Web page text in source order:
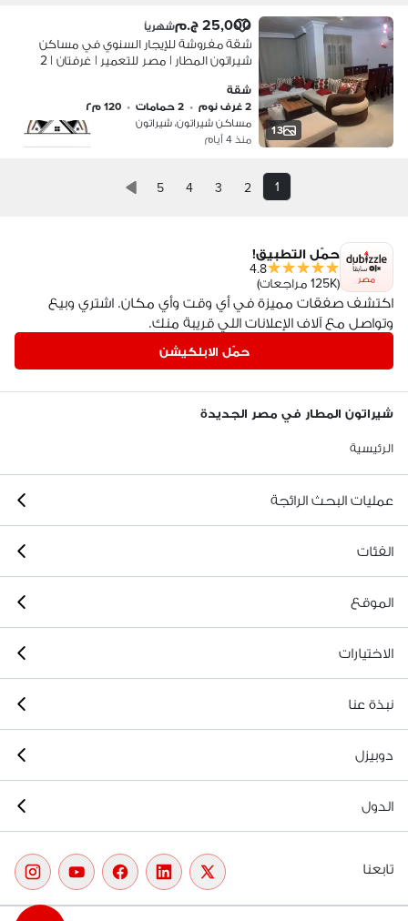
13
25,000 ج.م شهرياً
شقة مفروشة للإيجار السنوي في مساكن
شيراتون المطار | مصر للتعمير | غرفتان | 2
شهريًا
شقة
2 غرف نوم
• 2 حمامات • 120 م٢
مساكن شيراتون، شيراتون
منذ 4 أيام
1
2
3
4
5
مصر
حمّل التطبيق!
4.8
(125K مراجعات)
اكتشف صفقات مميزة في أي وقت وأي مكان. اشتري وبيع
وتواصل مع آلاف الإعلانات اللي قريبة منك.
حمّل الابلكيشن
شيراتون المطار في مصر الجديدة
الرئيسية
عمليات البحث الرائجة
الفئات
الموقع
الاختيارات
نبذة عنا
دوبيزل
الدول
تابعنا